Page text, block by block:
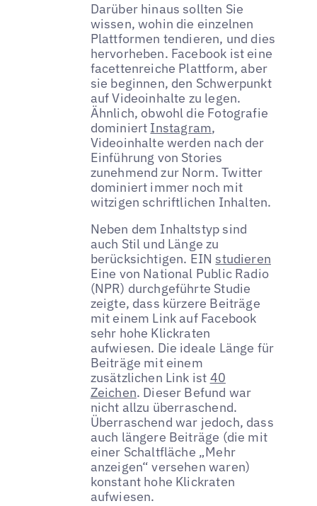
Darüber hinaus sollten Sie
wissen, wohin die einzelnen
Plattformen tendieren, und dies
hervorheben. Facebook ist eine
facettenreiche Plattform, aber
sie beginnen, den Schwerpunkt
auf Videoinhalte zu legen.
Ähnlich, obwohl die Fotografie
dominiert Instagram,
Videoinhalte werden nach der
Einführung von Stories
zunehmend zur Norm. Twitter
dominiert immer noch mit
witzigen schriftlichen Inhalten.
Neben dem Inhaltstyp sind
auch Stil und Länge zu
berücksichtigen. EIN studieren
Eine von National Public Radio
(NPR) durchgeführte Studie
zeigte, dass kürzere Beiträge
mit einem Link auf Facebook
sehr hohe Klickraten
aufwiesen. Die ideale Länge für
Beiträge mit einem
zusätzlichen Link ist 40
Zeichen. Dieser Befund war
nicht allzu überraschend.
Überraschend war jedoch, dass
auch längere Beiträge (die mit
einer Schaltfläche „Mehr
anzeigen“ versehen waren)
konstant hohe Klickraten
aufwiesen.